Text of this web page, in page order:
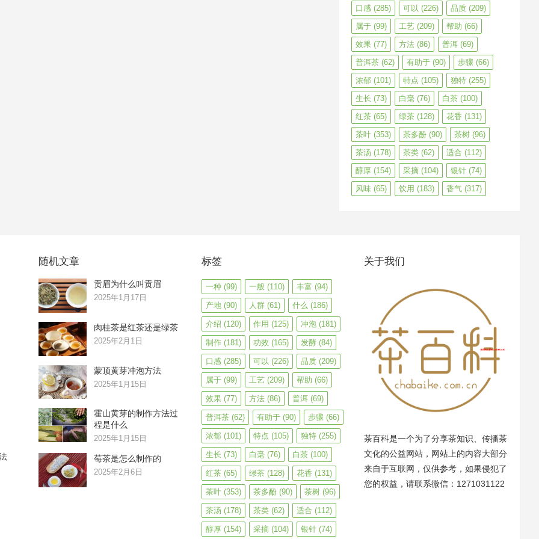
口感 (285) 可以 (226) 品质 (209)
属于 (99) 工艺 (209) 帮助 (66)
效果 (77) 方法 (86) 普洱 (69)
普洱茶 (62) 有助于 (90) 步骤 (66)
浓郁 (101) 特点 (105) 独特 (255)
生长 (73) 白毫 (76) 白茶 (100)
红茶 (65) 绿茶 (128) 花香 (131)
茶叶 (353) 茶多酚 (90) 茶树 (96)
茶汤 (178) 茶类 (62) 适合 (112)
醇厚 (154) 采摘 (104) 银针 (74)
风味 (65) 饮用 (183) 香气 (317)
随机文章
贡眉为什么叫贡眉
2025年1月17日
肉桂茶是红茶还是绿茶
2025年2月1日
蒙顶黄芽冲泡方法
2025年1月15日
霍山黄芽的制作方法过
程是什么
2025年1月15日
莓茶是怎么制作的
2025年2月6日
标签
一种(99) 一般 (110) 丰富 (94)
产地(90) 人群(61) 什么 (186)
介绍 (120) 作用 (125) 冲泡(181)
制作(181) 功效 (165) 发酵(84)
口感(285) 可以 (226) 品质(209)
属于(99) 工艺(209) 帮助 (66)
效果(77) 方法(86) 普洱(69)
普洱茶(62) 有助于(90) 步骤(66)
浓郁(101) 特点 (105) 独特(255)
生长 (73) 白毫(76) 白茶(100)
红茶(65) 绿茶(128) 花香 (131)
茶叶(353) 茶多酚(90) 茶树(96)
茶汤 (178) 茶类(62) 适合 (112)
醇厚(154) 采摘(104) 银针(74)
关于我们
茶百科是一个为了分享茶知识、传播茶
文化的公益网站，网站上的内容大部分
来自于互联网，仅供参考，如果侵犯了
您的权益，请联系微信：1271031122